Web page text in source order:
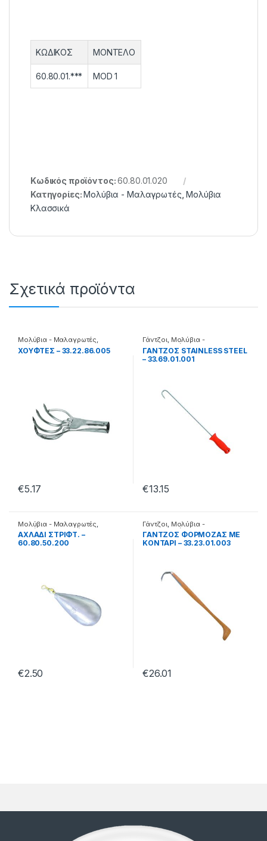
ΚΩΔΙΚΟΣ ΜΟΝΤΕΛΟ
60.80.01.*** MOD 1
Κωδικός προϊόντος:60.80.01.020
Κατηγορίες:Μολύβια - Μαλαγρωτές ,Μολύβια
Κλασσικά
Σχετικά προϊόντα
Μολύβια - Μαλαγρωτές
Χούφτες
XOYΦTΕΣ – 33.22.86.005
€5.17
Γάντζοι Μολύβια -
Μαλαγρωτές
ΓΑΝΤΖΟΣ STAINLESS STEEL
– 33.69.01.001
€13.15
Μολύβια - Μαλαγρωτές
Μολύβια Κλασσικά
AXΛAΔI ΣTPIΦT. –
60.80.50.200
€2.50
Γάντζοι Μολύβια -
Μαλαγρωτές
ΓΑΝΤΖΟΣ ΦΟΡΜΟΖΑΣ ΜΕ
ΚΟΝΤΑΡΙ – 33.23.01.003
€26.01